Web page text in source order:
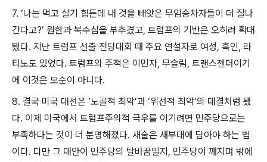
7. ‘나는 먹고 살기 힘든데 내 것을 빼앗은 무임승차자들이 더 잘나
간다고?’ 원한과 복수심을 부추겼고, 트럼프의 기반은 오히려 확대
됐다. 지난 트럼프 선출 전당대회 때 주요 연설자로 여성, 흑인, 라
티노도 있었다. 트럼프의 주적은 이민자, 무슬림, 트랜스젠더이기
에 이것은 모순이 아니다.
8. 결국 미국 대선은 ‘노골적 최악’과 ‘위선적 최악’의 대결처럼 됐
다. 이제 미국에서 트럼프주의적 극우를 이기려면 민주당으로는
부족하다는 것이 더 분명해졌다. 새술은 새부대에 담아야 하는 법
이다. 다만 그 대안이 민주당의 탈바꿈일지 , 민주당이 깨지며 밖에